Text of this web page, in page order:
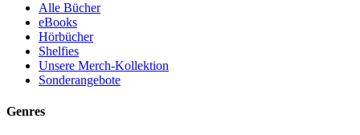
Alle Bücher
eBooks
Hörbücher
Shelfies
Unsere Merch-Kollektion
Sonderangebote
Genres